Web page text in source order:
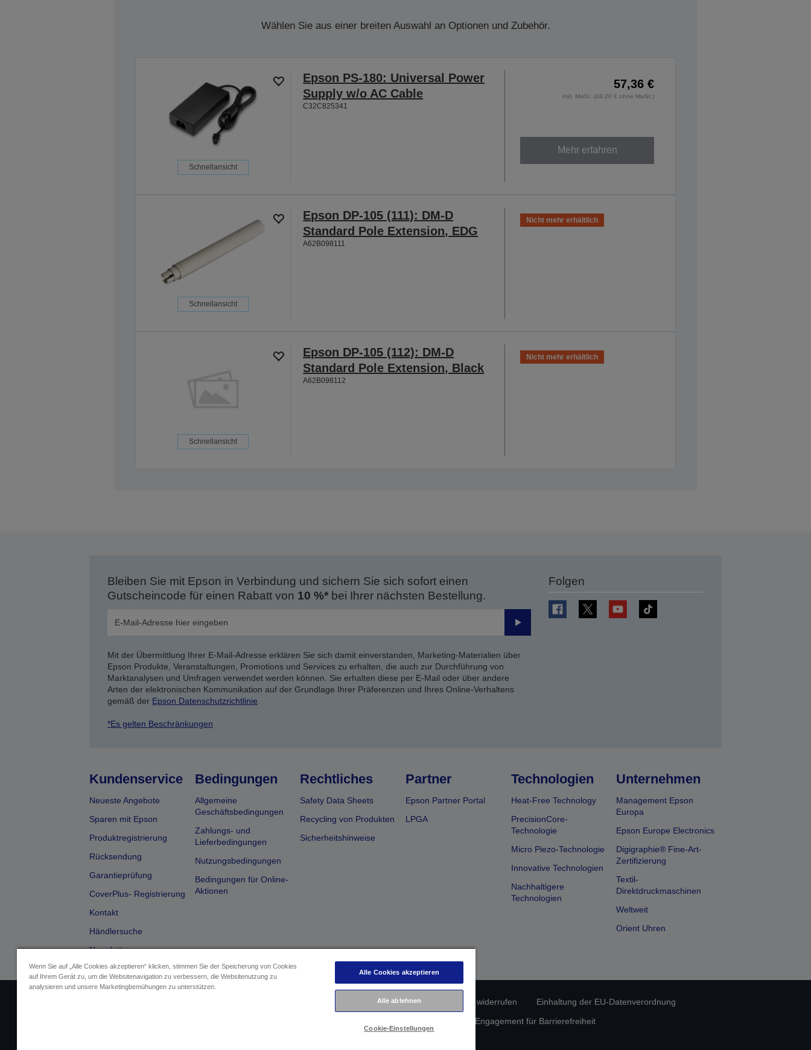
Wählen Sie aus einer breiten Auswahl an Optionen und Zubehör.
Schnellansicht
Epson PS-180: Universal Power
Supply w/o AC Cable
C32C825341
57,36 €
inkl. MwSt. (48,20 € ohne MwSt.)
Mehr erfahren
Schnellansicht
Epson DP-105 (111): DM-D
Standard Pole Extension, EDG
A62B098111
Nicht mehr erhältlich
Schnellansicht
Epson DP-105 (112): DM-D
Standard Pole Extension, Black
A62B098112
Nicht mehr erhältlich
Bleiben Sie mit Epson in Verbindung und sichern Sie sich sofort einen
Gutscheincode für einen Rabatt von 10 %*bei Ihrer nächsten Bestellung.
Senden
Mit der Übermittlung Ihrer E-Mail-Adresse erklären Sie sich damit einverstanden, Marketing-Materialien über
Epson Produkte, Veranstaltungen, Promotions und Services zu erhalten, die auch zur Durchführung von
Marktanalysen und Umfragen verwendet werden können. Sie erhalten diese per E-Mail oder über andere
Arten der elektronischen Kommunikation auf der Grundlage Ihrer Präferenzen und Ihres Online-Verhaltens
gemäß der Epson Datenschutzrichtlinie
*Es gelten Beschränkungen
Folgen
Kundenservice
Neueste Angebote
Sparen mit Epson
Produktregistrierung
Rücksendung
Garantieprüfung
CoverPlus- Registrierung
Kontakt
Händlersuche
Newsletter
Bedingungen
Allgemeine
Geschäftsbedingungen
Zahlungs- und
Lieferbedingungen
Nutzungsbedingungen
Bedingungen für Online-
Aktionen
Rechtliches
Safety Data Sheets
Recycling von Produkten
Sicherheitshinweise
Partner
Epson Partner Portal
LPGA
Technologien
Heat-Free Technology
PrecisionCore-
Technologie
Micro Piezo-Technologie
Innovative Technologien
Nachhaltigere
Technologien
Unternehmen
Management Epson
Europa
Epson Europe Electronics
Digigraphie® Fine-Art-
Zertifizierung
Textil-
Direktdruckmaschinen
Weltweit
Orient Uhren
Datenschutzrichtlinie Vertrag widerrufen
Einhaltung der EU-Datenverordnung
Epson Engagement für Barrierefreiheit
Wenn Sie auf „Alle Cookies akzeptieren“ klicken, stimmen Sie der Speicherung von Cookies
auf Ihrem Gerät zu, um die Websitenavigation zu verbessern, die Websitenutzung zu
analysieren und unsere Marketingbemühungen zu unterstützen.
Alle Cookies akzeptieren
Alle ablehnen
Cookie-Einstellungen